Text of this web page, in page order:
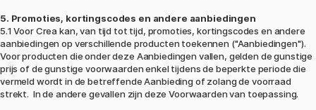
5. Promoties, kortingscodes en andere aanbiedingen
5.1 Voor Crea kan, van tijd tot tijd, promoties, kortingscodes en andere
aanbiedingen op verschillende producten toekennen ("Aanbiedingen").
Voor producten die onder deze Aanbiedingen vallen, gelden de gunstige
prijs of de gunstige voorwaarden enkel tijdens de beperkte periode die
vermeld wordt in de betreffende Aanbieding of zolang de voorraad
strekt. In de andere gevallen zijn deze Voorwaarden van toepassing.